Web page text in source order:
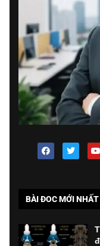
BÀI ĐOC MỚI NHẤT